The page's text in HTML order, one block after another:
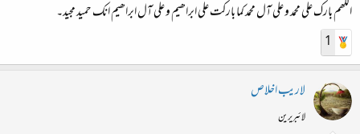
اللھم بارك علی محمد و علی آل محمد کما بارکت علی ابراھیم و علی آل ابراھیم انك حمید مجید۔
1
لاريب اخلاص
لائبریرین